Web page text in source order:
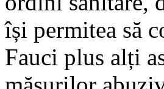
își permitea să
Fauci plus alți